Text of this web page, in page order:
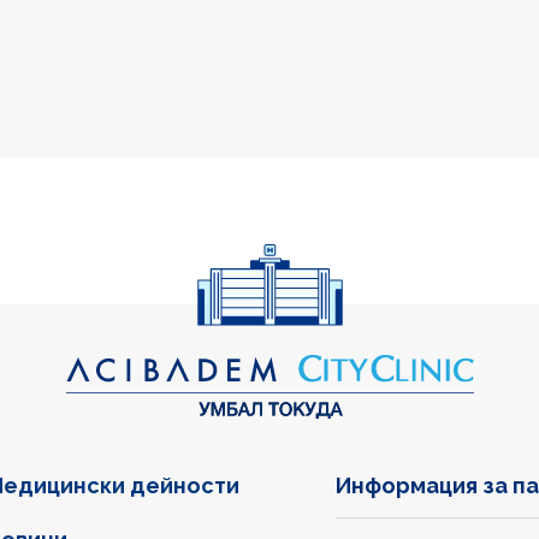
дейности Информация за